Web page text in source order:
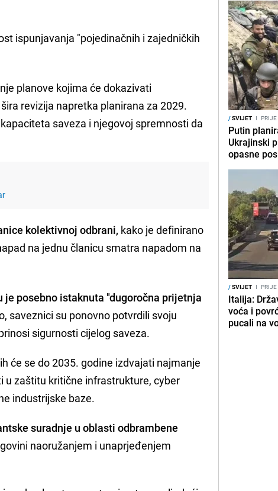
ispunjavanja "pojedinačnih i zajedničkih
planove kojima će dokazivati
revizija napretka planirana za 2029.
saveza i njegovoj spremnosti da
kolektivnoj odbrani, kako je definirano
na jednu članicu smatra napadom na
je posebno istaknuta "dugoročna prijetnja
saveznici su ponovno potvrdili svoju
sigurnosti cijelog saveza.
će se do 2035. godine izdvajati najmanje
u zaštitu kritične infrastrukture, cyber
industrijske baze.
suradnje u oblasti odbrambene
naoružanjem i unaprjeđenjem
/SVIJET I PRIJE
Putin
Ukrajinski
opasne
/SVIJET I PRIJE
Italija:
voća i
pucali na